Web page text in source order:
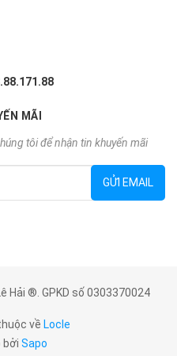
MÃI
tôi để nhận tin khuyến mãi
GỬI EMAIL
Hải ®. GPKD số 0303370024
về Locle
bởi Sapo